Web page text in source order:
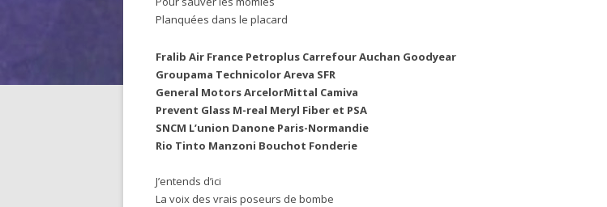
Planquées dans le placard
Fralib Air France Petroplus Carrefour Auchan Goodyear
Groupama Technicolor Areva SFR
General Motors ArcelorMittal Camiva
Prevent Glass M-real Meryl Fiber et PSA
SNCM L’union Danone Paris-Normandie
Rio Tinto Manzoni Bouchot Fonderie
J’entends d’ici
La voix des vrais poseurs de bombe